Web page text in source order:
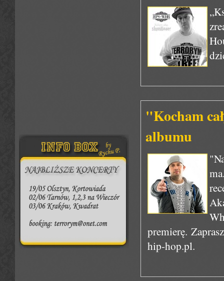
"Kocham
albumu
premierę.
hip-hop.pl.